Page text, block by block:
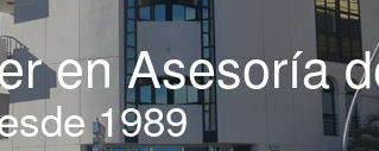
en Asesoría
1989